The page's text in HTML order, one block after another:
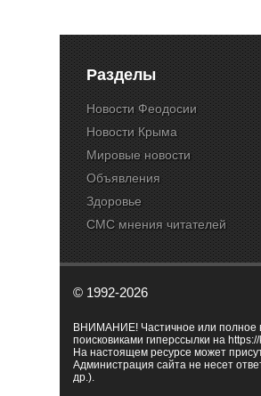
Разделы
Новости Феодосии
Новости Крыма
Мировые новости
Объявления
Здоровье
СМС мнения читателей
© 1992-2026
ВНИМАНИЕ! Частичное или полное
поисковиками гиперссылки на
На настоящем ресурсе может
Администрация сайта не несет
др.).